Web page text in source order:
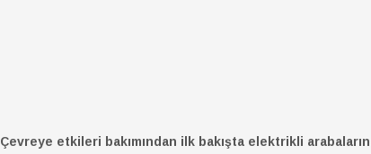
Çevreye etkileri bakımından ilk bakışta elektrikli